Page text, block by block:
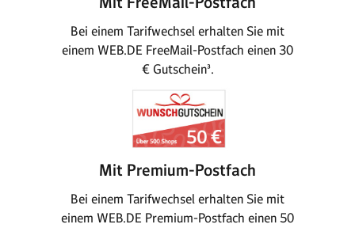
Bei einem Tarifwechsel erhalten Sie mit
einem WEB.DE FreeMail-Postfach einen 30
€ Gutschein³.
Mit Premium-Postfach
Bei einem Tarifwechsel erhalten Sie mit
einem WEB.DE Premium-Postfach einen 50